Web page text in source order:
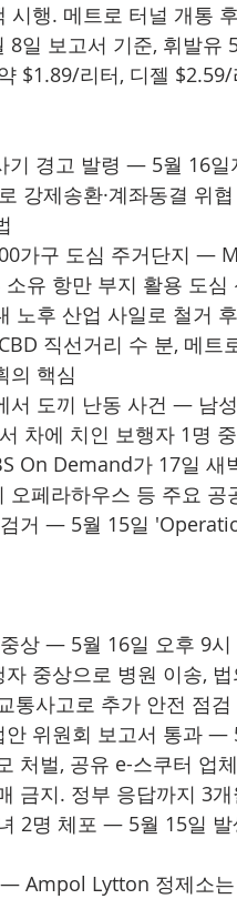
시행. 메트로 터널 개통
일 보고서 기준, 휘발유
$1.89/리터, 디젤
기 경고 발령 — 5월 16
강제송환·계좌동결 위
가구 도심 주거단지 —
유 항만 부지 활용 도
노후 산업 사일로 철거
직선거리 수 분, 메트
의 핵심
서 도끼 난동 사건 — 남
차에 치인 보행자 1명
On Demand가 17일 새
페라하우스 등 주요 공
거 — 5월 15일
상 — 5월 16일 오후 9
중상으로 병원 이송,
통사고로 추가 안전 점검
위원회 보고서 통과 —
처벌, 공유 e-스쿠터 업
금지. 정부 응답까지 3개
2명 체포 — 5월 15일
Ampol Lytton 정제소